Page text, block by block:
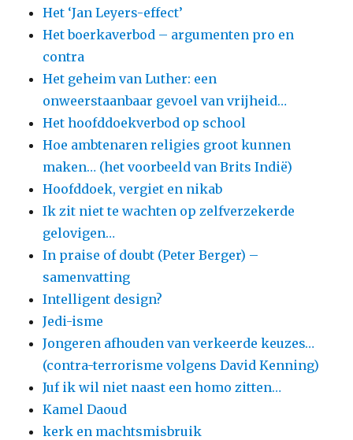
Het ‘Jan Leyers-effect’
Het boerkaverbod – argumenten pro en
contra
Het geheim van Luther: een
onweerstaanbaar gevoel van vrijheid…
Het hoofddoekverbod op school
Hoe ambtenaren religies groot kunnen
maken… (het voorbeeld van Brits Indië)
Hoofddoek, vergiet en nikab
Ik zit niet te wachten op zelfverzekerde
gelovigen…
In praise of doubt (Peter Berger) –
samenvatting
Intelligent design?
Jedi-isme
Jongeren afhouden van verkeerde keuzes…
(contra-terrorisme volgens David Kenning)
Juf ik wil niet naast een homo zitten…
Kamel Daoud
kerk en machtsmisbruik